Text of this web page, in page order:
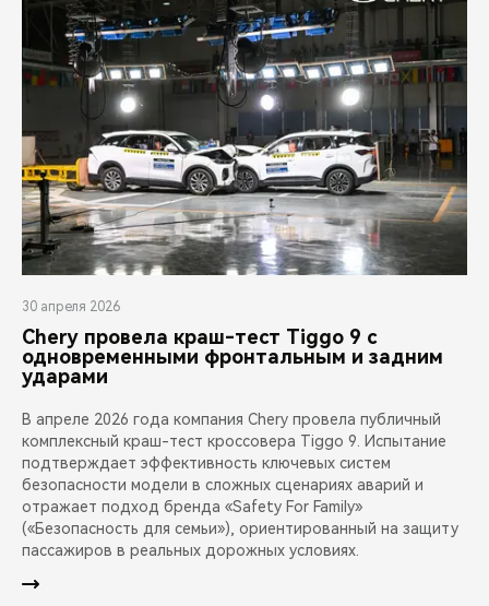
30 апреля 2026
Chery провела краш-тест Tiggo 9 с
одновременными фронтальным и задним
ударами
В апреле 2026 года компания Chery провела публичный
комплексный краш-тест кроссовера Tiggo 9. Испытание
подтверждает эффективность ключевых систем
безопасности модели в сложных сценариях аварий и
отражает подход бренда «Safety For Family»
(«Безопасность для семьи»), ориентированный на защиту
пассажиров в реальных дорожных условиях.